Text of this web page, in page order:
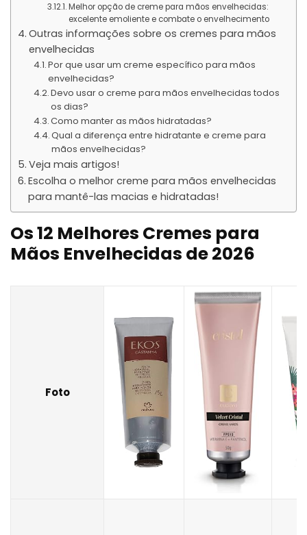
Melhor opção de creme para mãos envelhecidas:
excelente emoliente e combate o envelhecimento
Outras informações sobre os cremes para mãos
envelhecidas
Por que usar um creme específico para mãos
envelhecidas?
Devo usar o creme para mãos envelhecidas todos
os dias?
Como manter as mãos hidratadas?
Qual a diferença entre hidratante e creme para
mãos envelhecidas?
Veja mais artigos!
Escolha o melhor creme para mãos envelhecidas
para mantê-las macias e hidratadas!
Os 12 Melhores Cremes para
Mãos Envelhecidas de 2026
Foto